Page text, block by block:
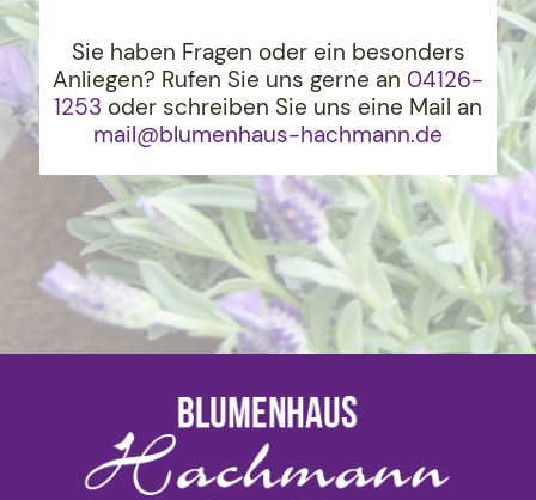
Sie haben Fragen oder ein besonders
Anliegen? Rufen Sie uns gerne an 04126-
1253 oder schreiben Sie uns eine Mail an
mail@blumenhaus-hachmann.de